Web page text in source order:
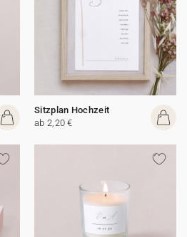
Sitzplan Hochzeit
ab 2,20 €